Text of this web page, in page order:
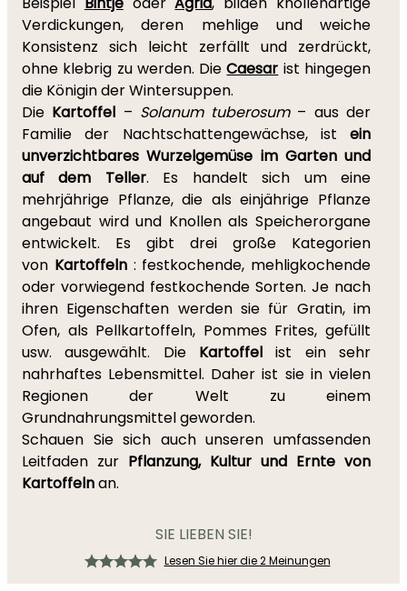
Verdickungen, deren mehlige und weiche
Konsistenz sich leicht zerfällt und zerdrückt,
ohne klebrig zu werden. DieCaesar ist hingegen
die Königin der Wintersuppen.
Die Kartoffel – Solanum tuberosum– aus der
Familie der Nachtschattengewächse, ist ein
unverzichtbares Wurzelgemüse im Garten und
auf dem Teller. Es handelt sich um eine
mehrjährige Pflanze, die als einjährige Pflanze
angebaut wird und Knollen als Speicherorgane
entwickelt. Es gibt drei große Kategorien
von Kartoffeln: festkochende, mehligkochende
oder vorwiegend festkochende Sorten. Je nach
ihren Eigenschaften werden sie für Gratin, im
Ofen, als Pellkartoffeln, Pommes Frites, gefüllt
usw. ausgewählt. Die Kartoffel ist ein sehr
nahrhaftes Lebensmittel. Daher ist sie in vielen
Regionen der Welt zu einem
Grundnahrungsmittel geworden.
Schauen Sie sich auch unseren umfassenden
Leitfaden zur Pflanzung, Kultur und Ernte von
Kartoffelnan.
SIE LIEBEN SIE!
Lesen Sie hier die 2 Meinungen